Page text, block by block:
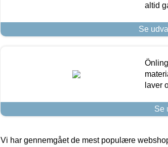
altid
Se
laver
Se
Vi har gennemgået de mest populære